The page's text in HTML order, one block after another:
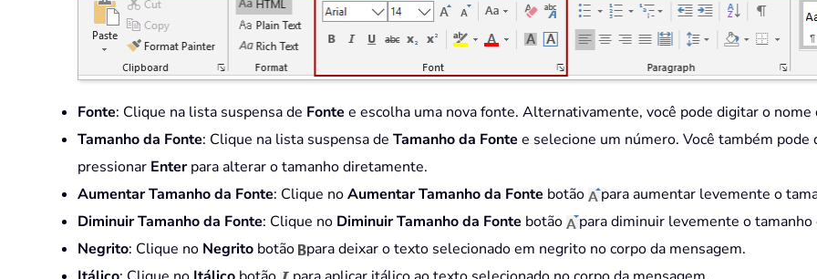
Fonte: Clique na lista suspensa de Fonte e escolha uma nova fonte. Alternativamente, você pode digitar o nome
Tamanho da Fonte: Clique na lista suspensa de Tamanho da Fonte e selecione um número. Você também
pressionar Enterpara alterar o tamanho diretamente.
Aumentar Tamanho da Fonte: Clique noAumentar Tamanho da Fonte botão
para aumentar levemente o
Diminuir Tamanho da Fonte: Clique no Diminuir Tamanho da Fonte botão
para diminuir levemente o
Negrito: Clique no Negrito botão
para deixar o texto selecionado em negrito no corpo da mensagem.